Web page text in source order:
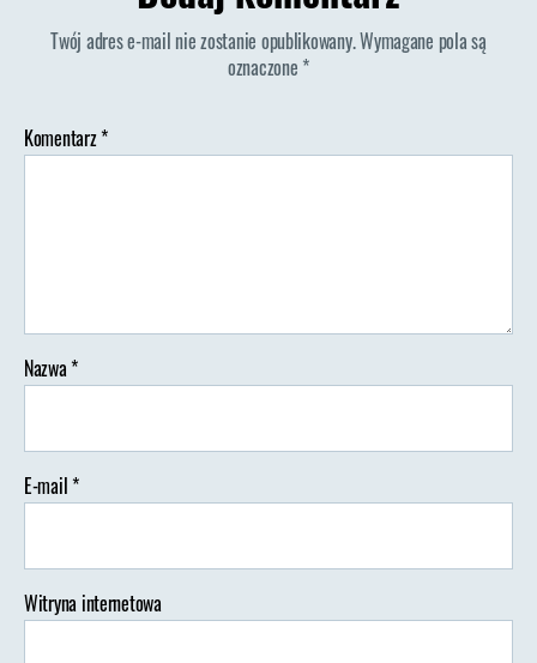
Twój adres e-mail nie zostanie opublikowany.Wymagane pola są
oznaczone *
Komentarz*
Nazwa*
E-mail*
Witryna internetowa